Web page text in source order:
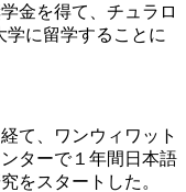
金を得て、チュラロ
学に留学することに
て、ワンウィワット
ターで１年間日本語
をスタートした。